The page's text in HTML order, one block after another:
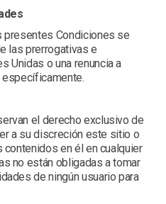
presentes Condiciones se
las prerrogativas e
Unidas o una renuncia a
el derecho exclusivo de
a su discreción este sitio o
en él en cualquier
no están obligadas a tomar
de ningún usuario para